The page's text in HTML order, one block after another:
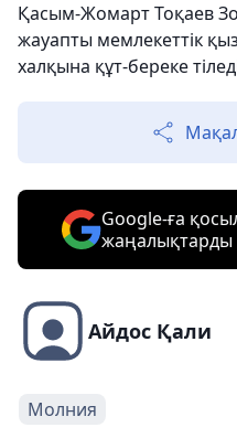
Қасым-Жомарт Тоқаев
жауапты мемлекеттік
халқына құт-береке
Google-ға
жаңалықтарды
Айдос Қали
Молния